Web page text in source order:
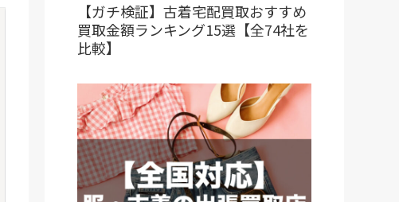
【ガチ検証】古着宅配買取おすすめ
買取金額ランキング15選【全74社を
比較】